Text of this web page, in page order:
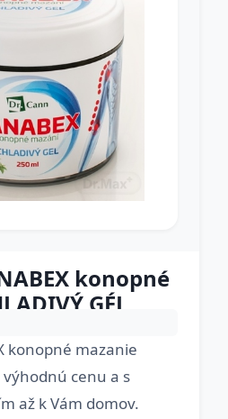
konopné
GÉL
konopné mazanie
výhodnú cenu a s
až k Vám domov.